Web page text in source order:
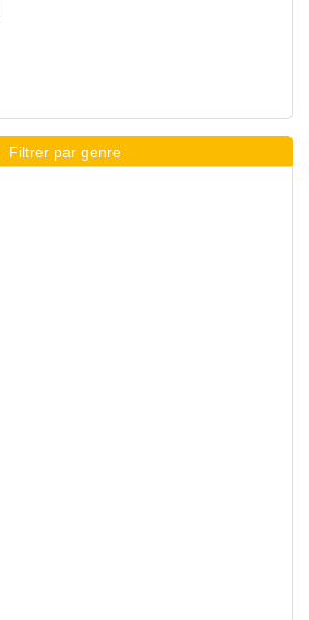
Filtrer par genre